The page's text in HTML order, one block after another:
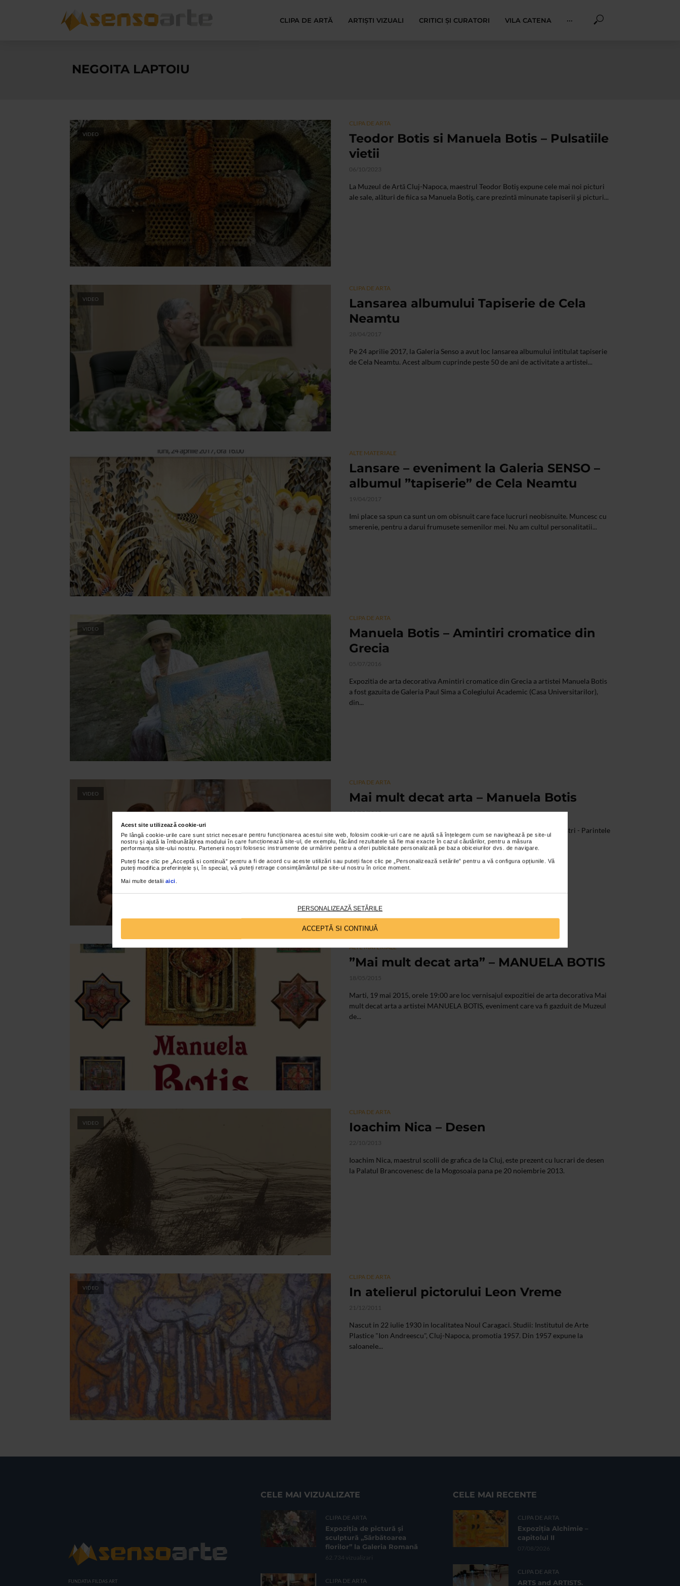
Acest site utilizează cookie-uri
Pe lângă cookie-urile care sunt strict necesare pentru funcționarea acestui site web, folosim cookie-uri care ne ajută să înțelegem cum se navighează pe site-ul
nostru și ajută la îmbunătățirea modului în care funcționează site-ul, de exemplu, făcând rezultatele să fie mai exacte în cazul căutărilor, pentru a măsura
performanța site-ului nostru. Partenerii noștri folosesc instrumente de urmărire pentru a oferi publicitate personalizată pe baza obiceiurilor dvs. de navigare.
Puteți face clic pe „Acceptă si continuă” pentru a fi de acord cu aceste utilizări sau puteți face clic pe „Personalizează setările” pentru a vă configura opțiunile. Vă
puteți modifica preferințele și, în special, vă puteți retrage consimțământul pe site-ul nostru în orice moment.
Mai multe detalii aici
PERSONALIZEAZĂ SETĂRILE
ACCEPTĂ SI CONTINUĂ
CLIPA DE ARTĂ ARTIȘTI VIZUALI CRITICI ȘI CURATORI VILA CATENA ···
NEGOITA LAPTOIU
VIDEO
CLIPA DE ARTA
Teodor Botis si Manuela Botis – Pulsatiile
vietii
06/10/2023
La Muzeul de Artă Cluj-Napoca, maestrul Teodor Botiş expune cele mai noi picturi
ale sale, alături de fiica sa Manuela Botiş, care prezintă minunate tapiserii şi picturi...
VIDEO
CLIPA DE ARTA
Lansarea albumului Tapiserie de Cela
Neamtu
28/04/2017
Pe 24 aprilie 2017, la Galeria Senso a avut loc lansarea albumului intitulat tapiserie
de Cela Neamtu. Acest album cuprinde peste 50 de ani de activitate a artistei...
ALTE MATERIALE
Lansare – eveniment la Galeria SENSO –
albumul ”tapiserie” de Cela Neamtu
19/04/2017
Imi place sa spun ca sunt un om obisnuit care face lucruri neobisnuite. Muncesc cu
smerenie, pentru a darui frumusete semenilor mei. Nu am cultul personalitatii...
VIDEO
CLIPA DE ARTA
Manuela Botis – Amintiri cromatice din
Grecia
05/07/2016
Expozitia de arta decorativa Amintiri cromatice din Grecia a artistei Manuela Botis
a fost gazuita de Galeria Paul Sima a Colegiului Academic (Casa Universitarilor),
din...
VIDEO
CLIPA DE ARTA
Mai mult decat arta – Manuela Botis
30/05/2015
Aici este mai mult decat arta. Este Liturghia Mosilor si Stramosilor nostri - Parintele
Iustin Parvu, Manastirea Petru Voda, 14 mai 2006
ALTE MATERIALE
”Mai mult decat arta” – MANUELA BOTIS
18/05/2015
Marti, 19 mai 2015, orele 19:00 are loc vernisajul expozitiei de arta decorativa Mai
mult decat arta a artistei MANUELA BOTIS, eveniment care va fi gazduit de Muzeul
de...
VIDEO
CLIPA DE ARTA
Ioachim Nica – Desen
22/10/2013
Ioachim Nica, maestrul scolii de grafica de la Cluj, este prezent cu lucrari de desen
la Palatul Brancovenesc de la Mogosoaia pana pe 20 noiembrie 2013.
VIDEO
CLIPA DE ARTA
In atelierul pictorului Leon Vreme
21/12/2011
Nascut in 22 iulie 1930 in localitatea Noul Caragaci. Studii: Institutul de Arte
Plastice "Ion Andreescu", Cluj-Napoca, promotia 1957. Din 1957 expune la
saloanele...
FUNDATIA FILDAS ART
CELE MAI VIZUALIZATE
CLIPA DE ARTA
Expoziția de pictură și
sculptură „Sărbătoarea
florilor” la Galeria Romană
62.734 vizualizari
CLIPA DE ARTA
CELE MAI RECENTE
CLIPA DE ARTA
Expoziția Alchimie –
capitolul II
07/08/2026
CLIPA DE ARTA
ARTS and ARTISTS.